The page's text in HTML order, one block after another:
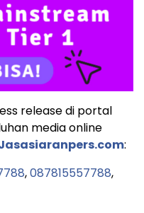
release di portal
media online
:
,087815557788,